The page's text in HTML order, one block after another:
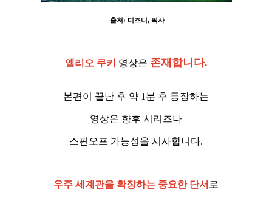
출처: 디즈니, 픽사
엘리오 쿠키 영상은 존재합니다.
본편이 끝난 후 약 1분 후 등장하는
영상은 향후 시리즈나
스핀오프 가능성을 시사합니다.
우주 세계관을 확장하는 중요한 단서 로